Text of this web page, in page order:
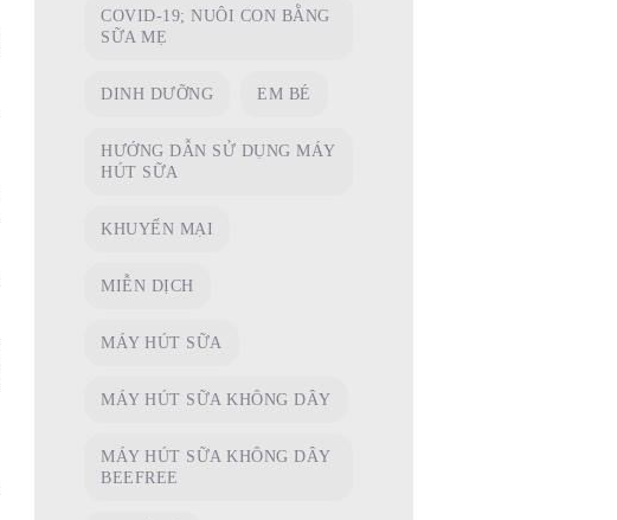
COVID-19; NUÔI CON BẰNG
SỮA MẸ
DINH DƯỠNG EM BÉ
HƯỚNG DẪN SỬ DỤNG MÁY
HÚT SỮA
KHUYẾN MẠI
MIỄN DỊCH
MÁY HÚT SỮA
MÁY HÚT SỮA KHÔNG DÂY
MÁY HÚT SỮA KHÔNG DÂY
BEEFREE